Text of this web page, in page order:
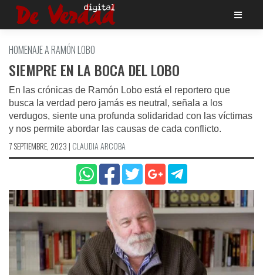
Saltar
HOMENAJE A RAMÓN LOBO
SIEMPRE EN LA BOCA DEL LOBO
En las crónicas de Ramón Lobo está el reportero que
busca la verdad pero jamás es neutral, señala a los
verdugos, siente una profunda solidaridad con las víctimas
y nos permite abordar las causas de cada conflicto.
7 SEPTIEMBRE, 2023 | CLAUDIA ARCOBA